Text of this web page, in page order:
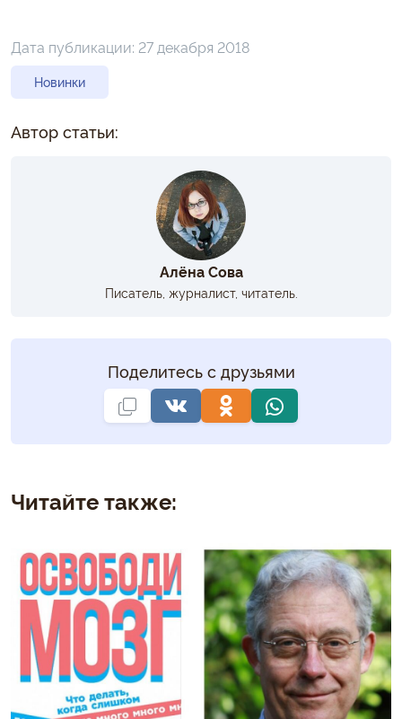
Дата публикации: 27 декабря 2018
Новинки
Автор статьи:
Алёна Сова
Писатель, журналист, читатель.
Поделитесь с друзьями
Читайте также: